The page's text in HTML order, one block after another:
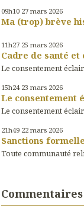
09h10 27 mars 2026
Ma (trop) brève
11h27 25 mars 2026
Cadre de santé et
Le consentement
15h24 23 mars 2026
Le consentement
Le consentement
21h49 22 mars 2026
Sanctions
Toute communauté